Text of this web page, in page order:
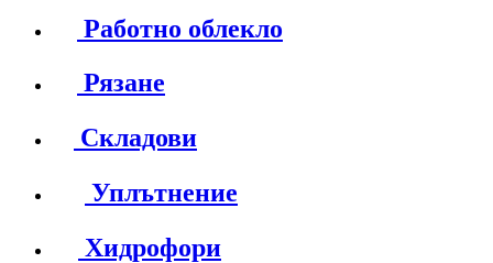
Работно облекло
Рязане
Складови
Уплътнение
Хидрофори